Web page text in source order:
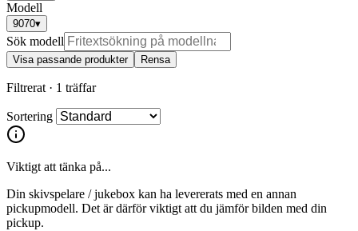
Modell
9070▾
Sök modell
Visa passande produkter Rensa
Filtrerat · 1 träffar
Sortering
Viktigt att tänka på...
Din skivspelare / jukebox kan ha levererats med en annan
pickupmodell. Det är därför viktigt att du jämför bilden med din
pickup.